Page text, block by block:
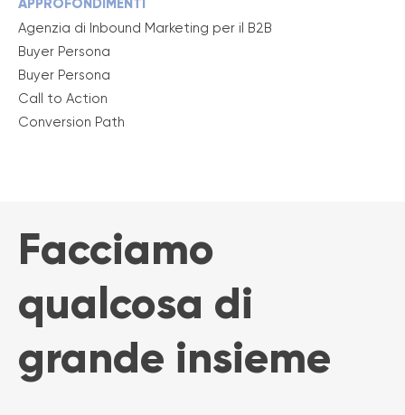
APPROFONDIMENTI
Agenzia di Inbound Marketing per il B2B
Buyer Persona
Buyer Persona
Call to Action
Conversion Path
Facciamo
qualcosa di
grande insieme